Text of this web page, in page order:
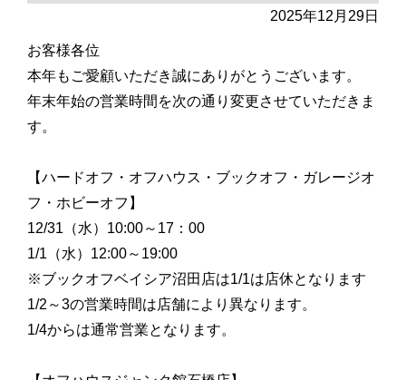
2025年12月29日
お客様各位
本年もご愛顧いただき誠にありがとうございます。
年末年始の営業時間を次の通り変更させていただきま
す。
【ハードオフ・オフハウス・ブックオフ・ガレージオ
フ・ホビーオフ】
12/31（水）10:00～17：00
1/1（水）12:00～19:00
※ブックオフベイシア沼田店は1/1は店休となります
1/2～3の営業時間は店舗により異なります。
1/4からは通常営業となります。